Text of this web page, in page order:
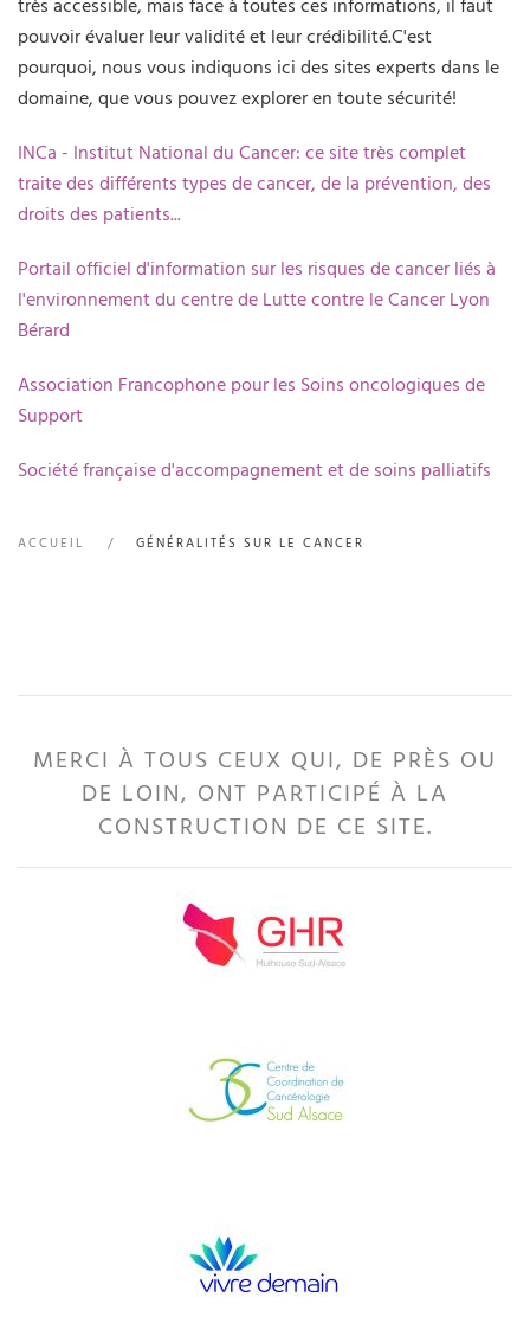
très accessible, mais face à toutes ces informations, il faut
pouvoir évaluer leur validité et leur crédibilité.C'est
pourquoi, nous vous indiquons ici des sites experts dans le
domaine, que vous pouvez explorer en toute sécurité!
INCa - Institut National du Cancer: ce site très complet
traite des différents types de cancer, de la prévention, des
droits des patients...
Portail officiel d'information sur les risques de cancer liés à
l'environnement du centre de Lutte contre le Cancer Lyon
Bérard
Association Francophone pour les Soins oncologiques de
Support
Société française d'accompagnement et de soins palliatifs
ACCUEIL GÉNÉRALITÉS SUR LE CANCER
MERCI À TOUS CEUX QUI, DE PRÈS OU
DE LOIN, ONT PARTICIPÉ À LA
CONSTRUCTION DE CE SITE.